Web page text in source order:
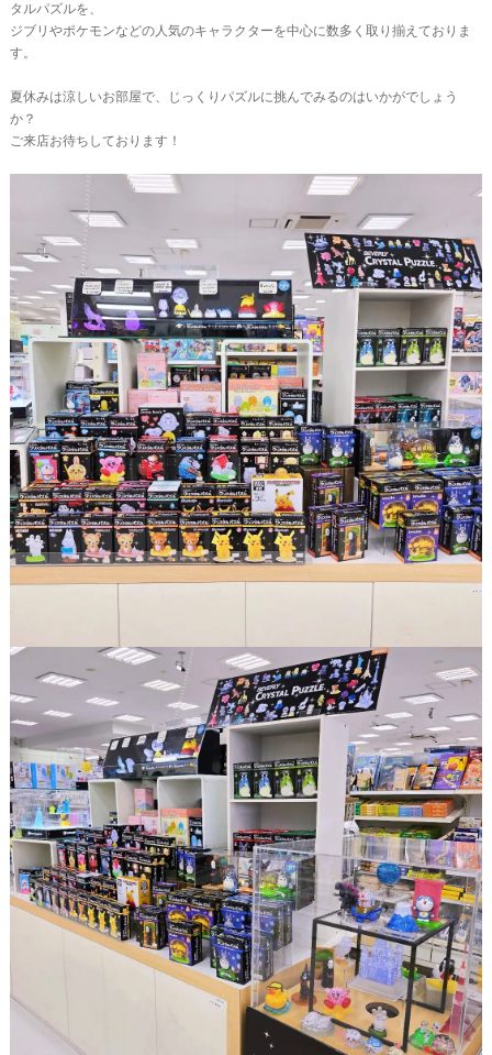
タルパズルを、
ジブリやポケモンなどの人気のキャラクターを中心に数多く取り揃えておりま
す。
夏休みは涼しいお部屋で、じっくりパズルに挑んでみるのはいかがでしょう
か？
ご来店お待ちしております！